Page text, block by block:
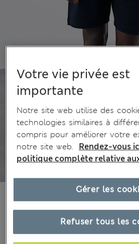
36 les commentaires reçus
COULEUR: Bleu De Minuit
Votre vie privée est
importante
Notre site web utilise des
technologies similaires à
compris pour améliorer votre
notre site web.
Rendez-vous
politique complète relative
Refuser tous les
Gérer les